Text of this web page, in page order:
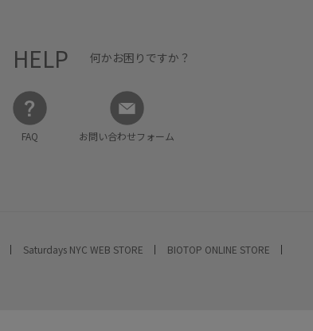
HELP 何かお困りですか？
FAQ お問い合わせフォーム
Saturdays NYC WEB STORE
BIOTOP ONLINE STORE